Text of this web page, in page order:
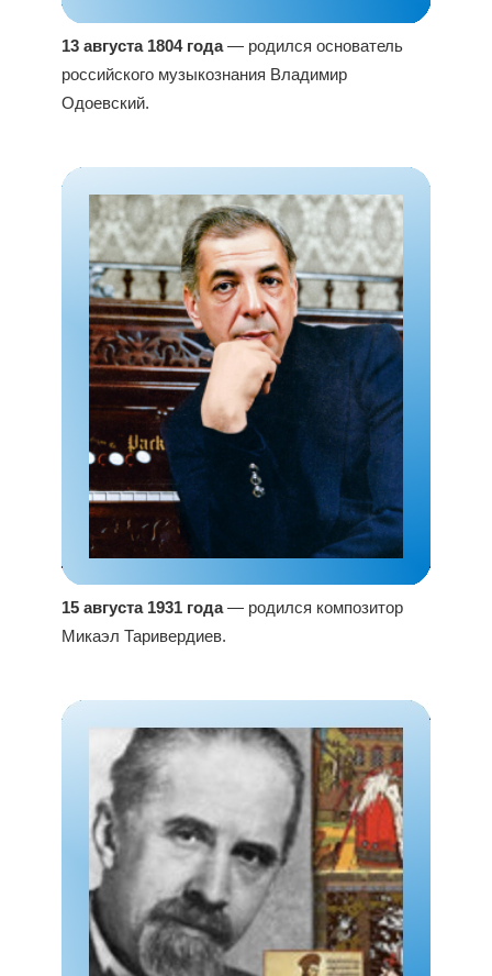
13 августа 1804 года— родился основатель
российского музыкознания Владимир
Одоевский.
15 августа 1931 года— родился композитор
Микаэл Таривердиев.